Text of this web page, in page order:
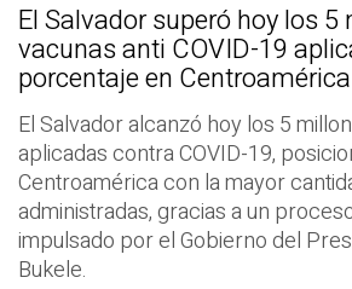
El Salvador superó hoy los 5
vacunas anti COVID-19
porcentaje en Centroamérica
El Salvador alcanzó hoy los 5
aplicadas contra COVID-19,
Centroamérica con la mayor
administradas, gracias a un
impulsado por el Gobierno del
Bukele.